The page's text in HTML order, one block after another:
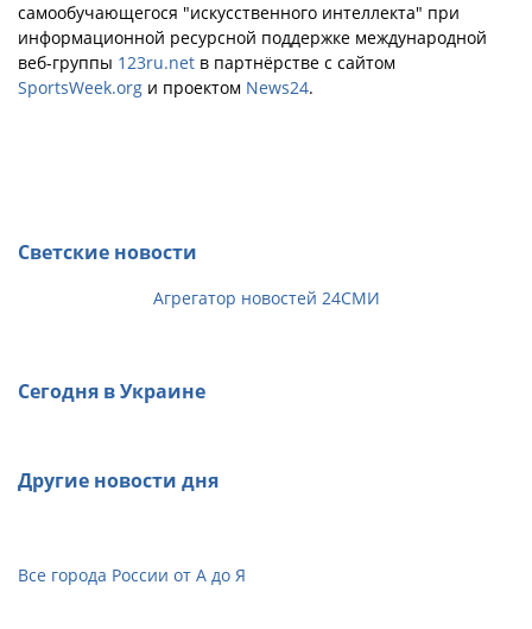
самообучающегося "искусственного интеллекта" при
информационной ресурсной поддержке международной
веб-группы 123ru.net в партнёрстве с сайтом
SportsWeek.org и проектом News24.
Светские новости
Агрегатор новостей 24СМИ
Сегодня в Украине
Другие новости дня
Все города России от А до Я